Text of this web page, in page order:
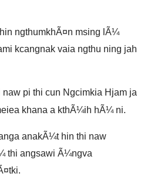
ngthumkhÃ¤n msing lÃ¼
kcangnak vaia ngthu ning jah
pi thi cun Ngcimkia Hjam ja
khana a kthÃ¼ih hÃ¼ ni.
anakÃ¼t hin thi naw
thi angsawi Ã¼ngva